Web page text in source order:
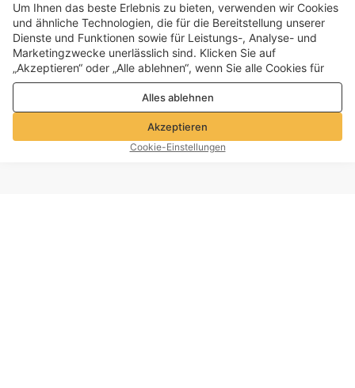
Um Ihnen das beste Erlebnis zu bieten, verwenden wir Cookies
und ähnliche Technologien, die für die Bereitstellung unserer
Dienste und Funktionen sowie für Leistungs-, Analyse- und
Marketingzwecke unerlässlich sind. Klicken Sie auf
„Akzeptieren“ oder „Alle ablehnen“, wenn Sie alle Cookies für
Leistungs-, Analyse- und Marketingzwecke zulassen oder
ablehnen möchten. Weitere Informationen finden Sie in unserer
Datenschutz- und Cookie-Richtlinie
Alles ablehnen
Akzeptieren
Cookie-Einstellungen